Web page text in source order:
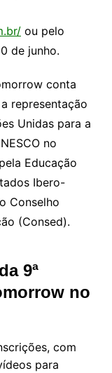
ou pelo
de junho.
conta
representação
Unidas para a
no
Educação
Ibero-
Conselho
(Consed).
9ª
no
com
para